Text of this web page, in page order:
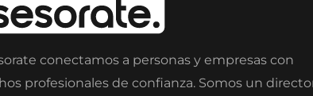
conectamos a personas y empresas con
profesionales de confianza. Somos un